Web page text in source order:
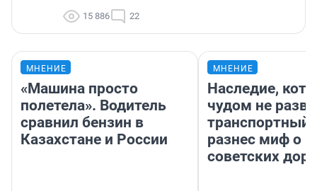
15 886 22
МНЕНИЕ
«Машина просто
полетела». Водитель
сравнил бензин в
Казахстане и России
МНЕНИЕ
Наследие,
чудом не
транспортный
разнес миф о
советских